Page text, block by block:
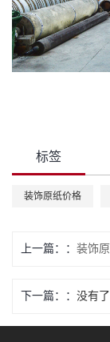
标签
装饰原纸价格
上一篇： 装饰
下一篇： 没有了